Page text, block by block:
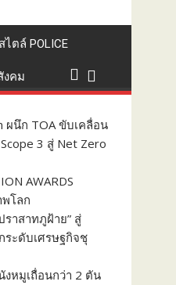
ตล์ POLICE
งคม
ผนึก TOA ขับเคลื่อน
3 สู่ Net Zero
AWARDS
พโลก
ราสาทภูฝ้าย” สู่
ะดับเศรษฐกิจชุ
หมูเถื่อนกว่า 2 ตัน